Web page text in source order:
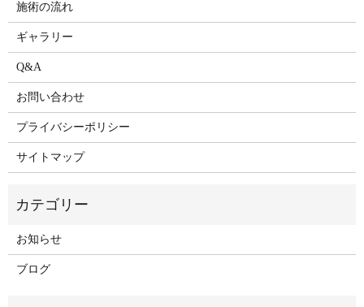
施術の流れ
ギャラリー
Q&A
お問い合わせ
プライバシーポリシー
サイトマップ
お知らせ
ブログ